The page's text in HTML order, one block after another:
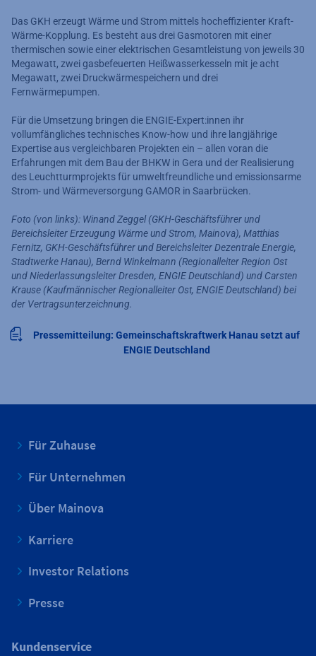
Das GKH erzeugt Wärme und Strom mittels hocheffizienter Kraft-
Wärme-Kopplung. Es besteht aus drei Gasmotoren mit einer
thermischen sowie einer elektrischen Gesamtleistung von jeweils 30
Megawatt, zwei gasbefeuerten Heißwasserkesseln mit je acht
Megawatt, zwei Druckwärmespeichern und drei
Fernwärmepumpen.
Für die Umsetzung bringen die ENGIE-Expert:innen ihr
vollumfängliches technisches Know-how und ihre langjährige
Expertise aus vergleichbaren Projekten ein – allen voran die
Erfahrungen mit dem Bau der BHKW in Gera und der Realisierung
des Leuchtturmprojekts für umweltfreundliche und emissionsarme
Strom- und Wärmeversorgung GAMOR in Saarbrücken.
Foto (von links): Winand Zeggel (GKH-Geschäftsführer und
Bereichsleiter Erzeugung Wärme und Strom, Mainova), Matthias
Fernitz, GKH-Geschäftsführer und Bereichsleiter Dezentrale Energie,
Stadtwerke Hanau), Bernd Winkelmann (Regionalleiter Region Ost
und Niederlassungsleiter Dresden, ENGIE Deutschland) und Carsten
Krause (Kaufmännischer Regionalleiter Ost, ENGIE Deutschland) bei
der Vertragsunterzeichnung.
Pressemitteilung: Gemeinschaftskraftwerk Hanau setzt auf
ENGIE Deutschland
Für Zuhause
Für Unternehmen
Über Mainova
Karriere
Investor Relations
Presse
Kundenservice